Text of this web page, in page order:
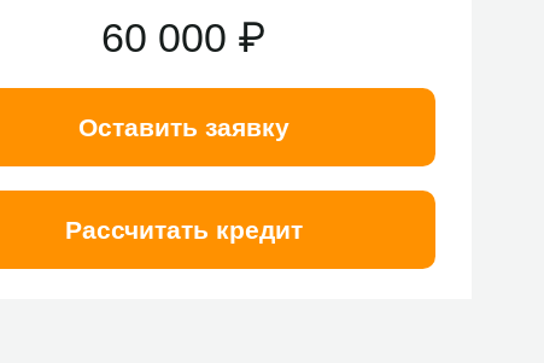
60 000 ₽
Оставить заявку
Рассчитать кредит